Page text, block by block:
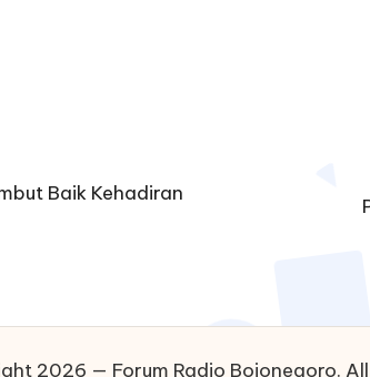
Baik Kehadiran
2026 — Forum Radio Bojonegoro.